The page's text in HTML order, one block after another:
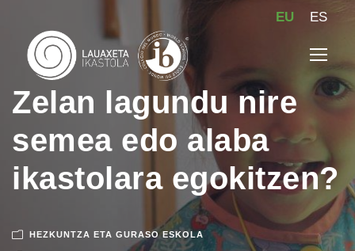
EU ES
Zelan lagundu nire
semea edo alaba
ikastolara egokitzen?
HEZKUNTZA ETA GURASO ESKOLA